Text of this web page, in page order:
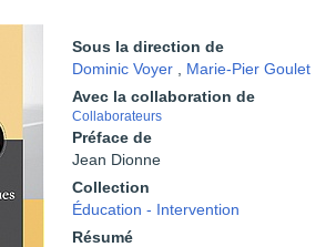
Sous la direction de
Dominic Voyer
Marie-Pier Goulet
Avec la collaboration de
Collaborateurs
Préface de
Jean Dionne
Collection
Éducation - Intervention
Résumé